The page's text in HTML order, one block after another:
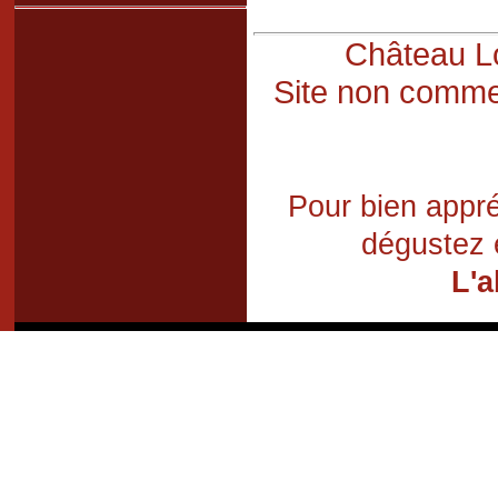
Château
Site non
Pour bien
dégustez